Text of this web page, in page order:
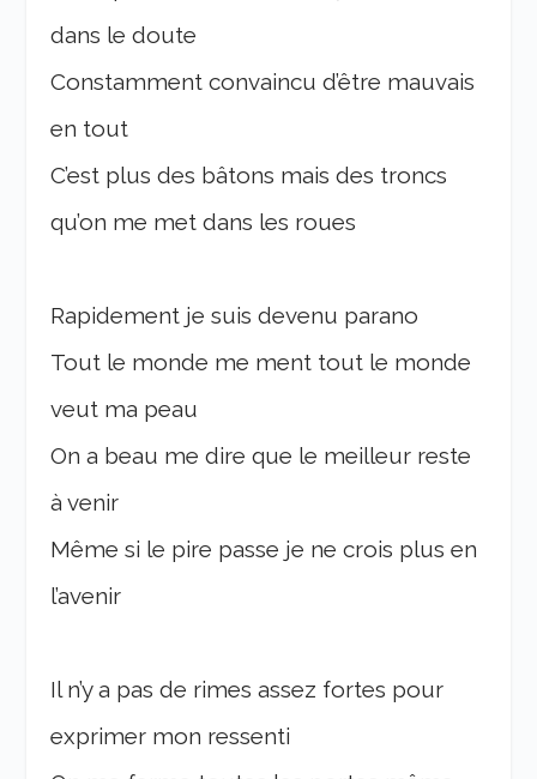
dans le doute
Constamment convaincu d’être mauvais
en tout
C’est plus des bâtons mais des troncs
qu’on me met dans les roues
Rapidement je suis devenu parano
Tout le monde me ment tout le monde
veut ma peau
On a beau me dire que le meilleur reste
à venir
Même si le pire passe je ne crois plus en
l’avenir
Il n’y a pas de rimes assez fortes pour
exprimer mon ressenti